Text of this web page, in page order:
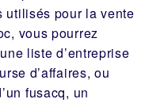
utilisés pour la vente
vous pourrez
liste d’entreprise
d’affaires, ou
fusacq, un